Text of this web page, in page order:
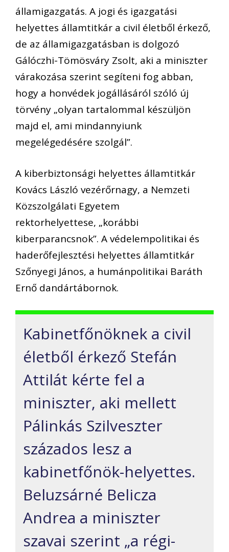
államigazgatás. A jogi és igazgatási
helyettes államtitkár a civil életből érkező,
de az államigazgatásban is dolgozó
Gálóczhi-Tömösváry Zsolt, aki a miniszter
várakozása szerint segíteni fog abban,
hogy a honvédek jogállásáról szóló új
törvény „olyan tartalommal készüljön
majd el, ami mindannyiunk
megelégedésére szolgál”.
A kiberbiztonsági helyettes államtitkár
Kovács László vezérőrnagy, a Nemzeti
Közszolgálati Egyetem
rektorhelyettese, „korábbi
kiberparancsnok”. A védelempolitikai és
haderőfejlesztési helyettes államtitkár
Szőnyegi János, a humánpolitikai Baráth
Ernő dandártábornok.
Kabinetfőnöknek a civil
életből érkező Stefán
Attilát kérte fel a
miniszter, aki mellett
Pálinkás Szilveszter
százados lesz a
kabinetfőnök-helyettes.
Beluzsárné Belicza
Andrea a miniszter
szavai szerint „a régi-